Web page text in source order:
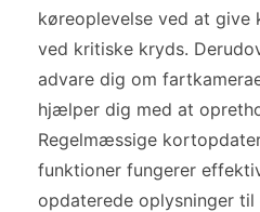
køreoplevelse ved at give
ved kritiske kryds.
advare dig om
hjælper dig med at
Regelmæssige
funktioner fungerer
opdaterede oplysninger til